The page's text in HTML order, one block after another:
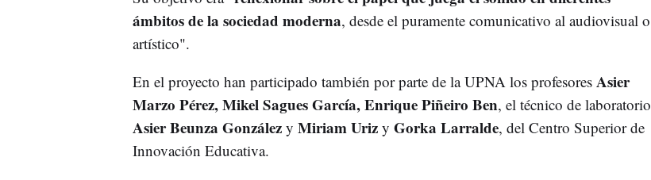
ámbitos de la sociedad moderna, desde el puramente comunicativo al audiovisual o
artístico".
En el proyecto han participado también por parte de la UPNA los profesoresAsier
Marzo Pérez, Mikel Sagues García, Enrique Piñeiro Ben, el técnico de laboratorio
Asier Beunza González y Miriam Urizy Gorka Larralde, del Centro Superior de
Innovación Educativa.